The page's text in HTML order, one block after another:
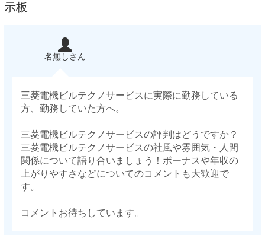
示板
名無しさん
三菱電機ビルテクノサービスに実際に勤務している
方、勤務していた方へ。
三菱電機ビルテクノサービスの評判はどうですか？
三菱電機ビルテクノサービスの社風や雰囲気・人間
関係について語り合いましょう！ボーナスや年収の
上がりやすさなどについてのコメントも大歓迎で
す。
コメントお待ちしています。